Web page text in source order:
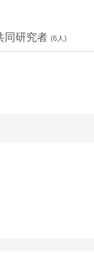
同研究者 (6 人)